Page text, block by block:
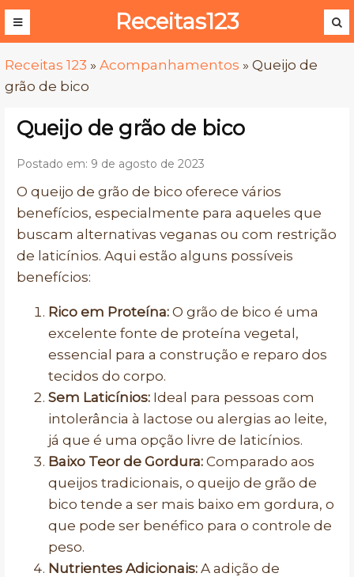
Receitas123
Receitas 123 » Acompanhamentos » Queijo de
grão de bico
Queijo de grão de bico
Postado em: 9 de agosto de 2023
O queijo de grão de bico oferece vários
benefícios, especialmente para aqueles que
buscam alternativas veganas ou com restrição
de laticínios. Aqui estão alguns possíveis
benefícios:
Rico em Proteína: O grão de bico é uma
excelente fonte de proteína vegetal,
essencial para a construção e reparo dos
tecidos do corpo.
Sem Laticínios: Ideal para pessoas com
intolerância à lactose ou alergias ao leite,
já que é uma opção livre de laticínios.
Baixo Teor de Gordura: Comparado aos
queijos tradicionais, o queijo de grão de
bico tende a ser mais baixo em gordura, o
que pode ser benéfico para o controle de
peso.
Nutrientes Adicionais: A adição de